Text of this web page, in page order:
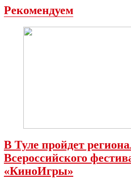
Рекомендуем
В Туле пройдет
Всероссийского
«КиноИгры»